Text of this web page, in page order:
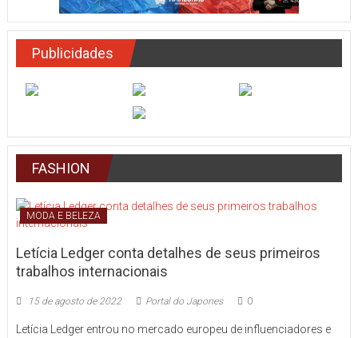
Publicidades
FASHION
MODA E BELEZA
Letícia Ledger conta detalhes de seus primeiros
trabalhos internacionais
15 de agosto de 2022 Portal do Japones 0
Letícia Ledger entrou no mercado europeu de influenciadores e